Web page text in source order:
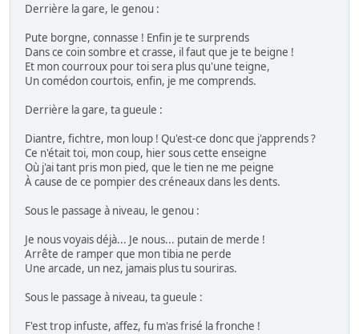
Derrière la gare, le genou :
Pute borgne, connasse ! Enfin je te surprends
Dans ce coin sombre et crasse, il faut que je te beigne !
Et mon courroux pour toi sera plus qu'une teigne,
Un comédon courtois, enfin, je me comprends.
Derrière la gare, ta gueule :
Diantre, fichtre, mon loup ! Qu'est-ce donc que j'apprends ?
Ce n'était toi, mon coup, hier sous cette enseigne
Où j'ai tant pris mon pied, que le tien ne me peigne
À cause de ce pompier des créneaux dans les dents.
Sous le passage à niveau, le genou :
Je nous voyais déjà... Je nous... putain de merde !
Arrête de ramper que mon tibia ne perde
Une arcade, un nez, jamais plus tu souriras.
Sous le passage à niveau, ta gueule :
F'est trop infuste, affez, fu m'as frisé la fronche !